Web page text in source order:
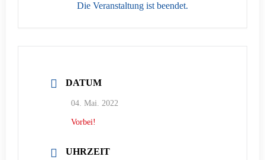
Die Veranstaltung ist beendet.
DATUM
04. Mai. 2022
Vorbei!
UHRZEIT